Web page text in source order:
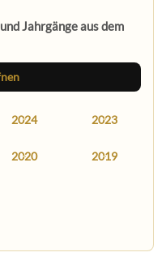
Jahrgänge aus dem
2024 2023
2020 2019